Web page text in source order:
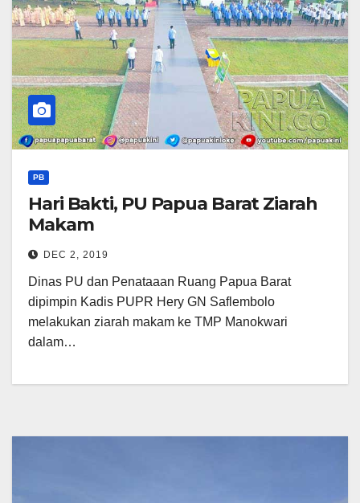
PB
Hari Bakti, PU Papua Barat Ziarah
Makam
DEC 2, 2019
Dinas PU dan Penataaan Ruang Papua Barat
dipimpin Kadis PUPR Hery GN Saflembolo
melakukan ziarah makam ke TMP Manokwari
dalam…